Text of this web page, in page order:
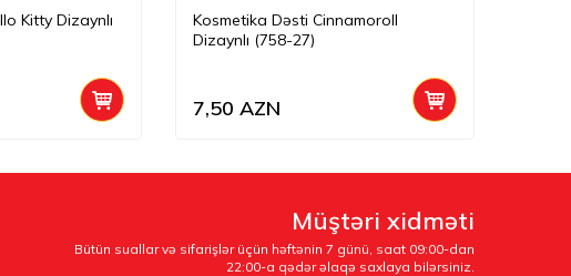
Kitty Dizaynlı
Kosmetika Dəsti Cinnamoroll
Dizaynlı (758-27)
7,50 AZN
Müştəri xidməti
Bütün suallar və sifarişlər üçün həftənin 7 günü, saat 09:00-dan
22:00-a qədər əlaqə saxlaya bilərsiniz.